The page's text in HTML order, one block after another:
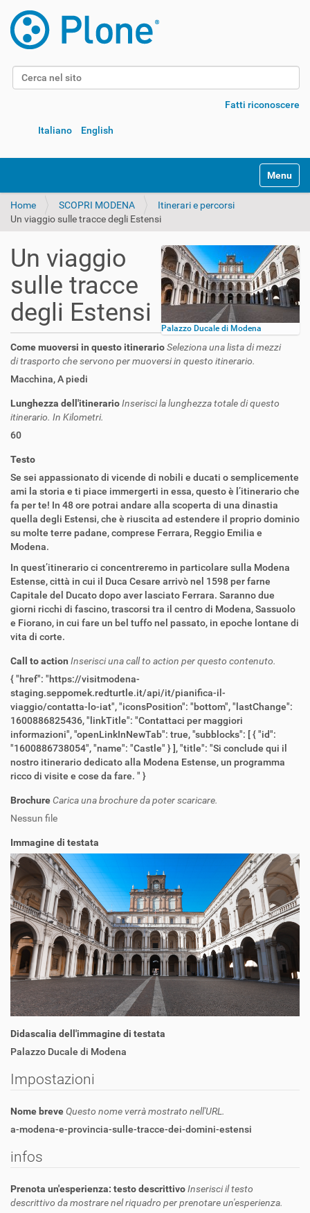
Cerca nel sito
Fatti riconoscere
Italiano English
Alterna
Home SCOPRI MODENA
Itinerari e percorsi
Un viaggio sulle tracce degli Estensi
Palazzo Ducale di Modena
Un viaggio
sulle tracce
degli Estensi
Come muoversi in questo itinerarioSeleziona una lista di mezzi
di trasporto che servono per muoversi in questo itinerario.
Macchina,A piedi
Lunghezza dell'itinerarioInserisci la lunghezza totale di questo
itinerario. In Kilometri.
60
Testo
Se sei appassionato di vicende di nobili e ducati o semplicemente
ami la storia e ti piace immergerti in essa, questo è l’itinerario che
fa per te! In 48 ore potrai andare alla scoperta di una dinastia
quella degli Estensi, che è riuscita ad estendere il proprio dominio
su molte terre padane, comprese Ferrara, Reggio Emilia e
Modena.
In quest’itinerario ci concentreremo in particolare sulla Modena
Estense, città in cui il Duca Cesare arrivò nel 1598 per farne
Capitale del Ducato dopo aver lasciato Ferrara. Saranno due
giorni ricchi di fascino, trascorsi tra il centro di Modena, Sassuolo
e Fiorano, in cui fare un bel tuffo nel passato, in epoche lontane di
vita di corte.
Call to action Inserisci una call to action per questo contenuto.
{ "href": "https://visitmodena-
staging.seppomek.redturtle.it/api/it/pianifica-il-
viaggio/contatta-lo-iat", "iconsPosition": "bottom", "lastChange":
1600886825436, "linkTitle": "Contattaci per maggiori
informazioni", "openLinkInNewTab": true, "subblocks": [ { "id":
"1600886738054", "name": "Castle" } ], "title": "Si conclude qui il
nostro itinerario dedicato alla Modena Estense, un programma
ricco di visite e cose da fare. " }
BrochureCarica una brochure da poter scaricare.
Nessun file
Immagine di testata
Didascalia dell'immagine di testata
Palazzo Ducale di Modena
Impostazioni
Nome breveQuesto nome verrà mostrato nell'URL.
a-modena-e-provincia-sulle-tracce-dei-domini-estensi
infos
Prenota un'esperienza: testo descrittivoInserisci il testo
descrittivo da mostrare nel riquadro per prenotare un'esperienza.